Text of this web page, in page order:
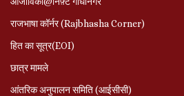
राजभाषा कॉर्नर (Rajbhasha Corner)
हित का सूत्र(EOI)
छात्र मामले
आंतरिक अनुपालन समिति (आईसीसी)